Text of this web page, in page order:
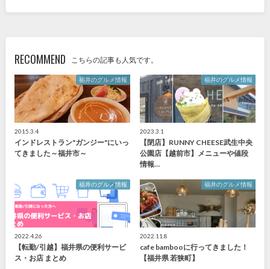
RECOMMEND こちらの記事も人気です。
福井のグルメ情報
2015.3.4
インドレストラン"ガンジー"にいっ
てきました～福井市～
福井のグルメ情報
2023.3.1
【閉店】RUNNY CHEESE武生中央
公園店【越前市】メニューや値段
情報…
福井のグルメ情報
2022.4.26
【転勤/引越】福井県の便利サービ
ス・お店 まとめ
福井のグルメ情報
2022.11.8
cafe bambooに行ってきました！
【福井県 若狭町】